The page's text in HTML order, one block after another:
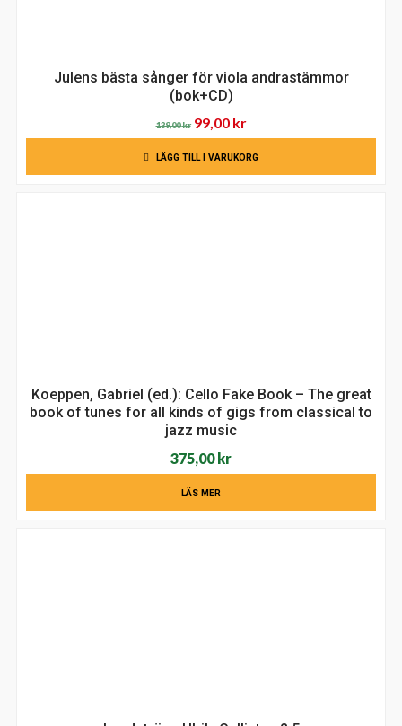
Julens bästa sånger för viola andrastämmor
(bok+CD)
139,00kr Det
ursprungliga
priset
99,00 krDet
nuvarande
priset
LÄGG TILL I VARUKORG
Koeppen, Gabriel (ed.): Cello Fake Book – The great
book of tunes for all kinds of gigs from classical to
jazz music
375,00kr
LÄS MER